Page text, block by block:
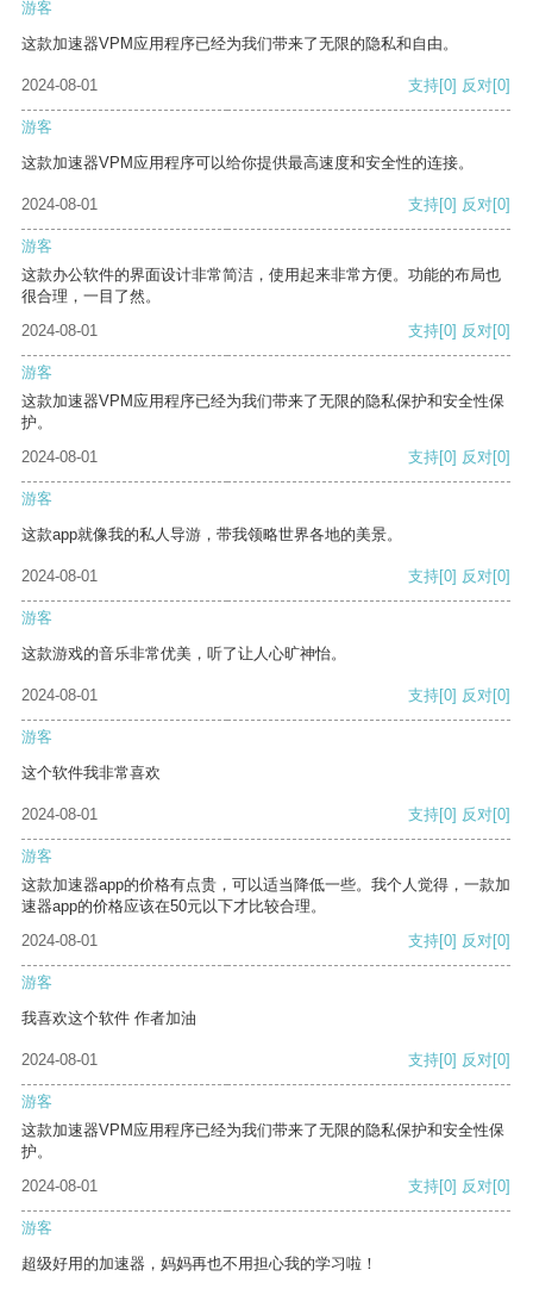
游客
这款加速器VPM应用程序已经为我们带来了无限的隐私和自由。
2024-08-01 支持[0] 反对[0]
游客
这款加速器VPM应用程序可以给你提供最高速度和安全性的连接。
2024-08-01 支持[0] 反对[0]
游客
这款办公软件的界面设计非常简洁，使用起来非常方便。功能的布局也
很合理，一目了然。
2024-08-01
支持[0] 反对[0]
游客
这款加速器VPM应用程序已经为我们带来了无限的隐私保护和安全性保
护。
2024-08-01
支持[0] 反对[0]
游客
这款app就像我的私人导游，带我领略世界各地的美景。
2024-08-01 支持[0] 反对[0]
游客
这款游戏的音乐非常优美，听了让人心旷神怡。
2024-08-01 支持[0] 反对[0]
游客
这个软件我非常喜欢
2024-08-01 支持[0] 反对[0]
游客
这款加速器app的价格有点贵，可以适当降低一些。我个人觉得，一款加
速器app的价格应该在50元以下才比较合理。
2024-08-01
支持[0] 反对[0]
游客
我喜欢这个软件 作者加油
2024-08-01 支持[0] 反对[0]
游客
这款加速器VPM应用程序已经为我们带来了无限的隐私保护和安全性保
护。
2024-08-01
支持[0] 反对[0]
游客
超级好用的加速器，妈妈再也不用担心我的学习啦！